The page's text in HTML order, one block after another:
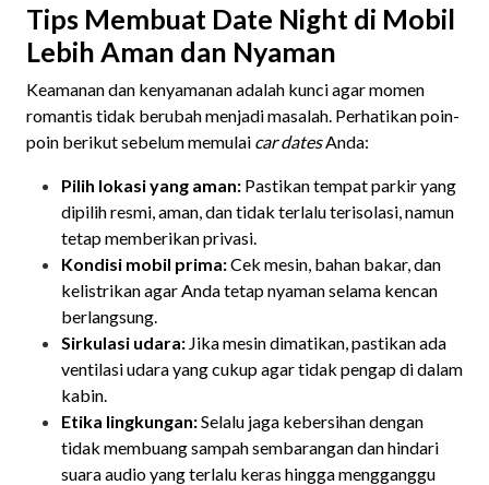
Tips Membuat Date Night di Mobil
Lebih Aman dan Nyaman
Keamanan dan kenyamanan adalah kunci agar momen
romantis tidak berubah menjadi masalah. Perhatikan poin-
poin berikut sebelum memulai car datesAnda:
Pilih lokasi yang aman: Pastikan tempat parkir yang
dipilih resmi, aman, dan tidak terlalu terisolasi, namun
tetap memberikan privasi.
Kondisi mobil prima:Cek mesin, bahan bakar, dan
kelistrikan agar Anda tetap nyaman selama kencan
berlangsung.
Sirkulasi udara: Jika mesin dimatikan, pastikan ada
ventilasi udara yang cukup agar tidak pengap di dalam
kabin.
Etika lingkungan:Selalu jaga kebersihan dengan
tidak membuang sampah sembarangan dan hindari
suara audio yang terlalu keras hingga mengganggu